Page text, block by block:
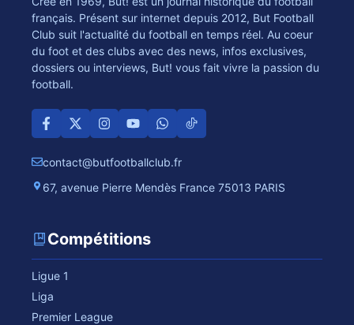
français. Présent sur internet depuis 2012, But Football
Club suit l'actualité du football en temps réel. Au coeur
du foot et des clubs avec des news, infos exclusives,
dossiers ou interviews, But! vous fait vivre la passion du
football.
contact@butfootballclub.fr
67, avenue Pierre Mendès France 75013 PARIS
Compétitions
Ligue 1
Liga
Premier League